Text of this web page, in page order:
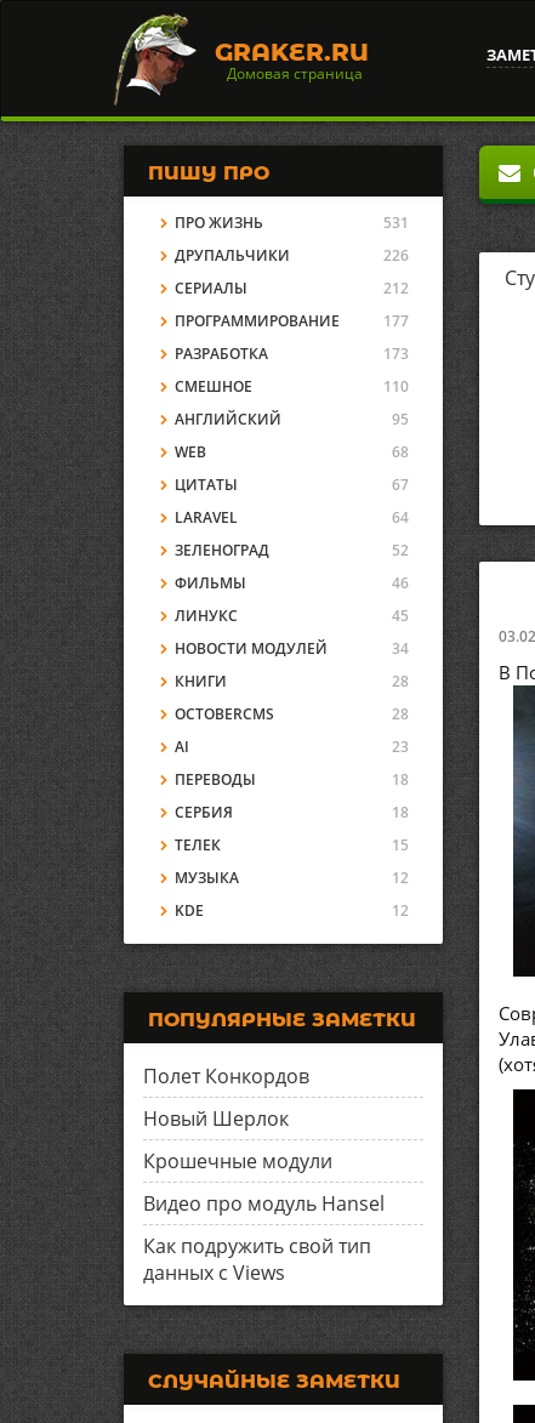
GRAKER.RU
Домовая страница
В
ПИШУ ПРО
ПРО ЖИЗНЬ
531
ДРУПАЛЬЧИКИ
226
СЕРИАЛЫ
212
ПРОГРАММИРОВАНИЕ
177
РАЗРАБОТКА
173
СМЕШНОЕ
110
АНГЛИЙСКИЙ
95
WEB
68
ЦИТАТЫ
67
LARAVEL
64
ЗЕЛЕНОГРАД
52
ФИЛЬМЫ
46
ЛИНУКС
45
НОВОСТИ МОДУЛЕЙ
34
КНИГИ
28
OCTOBERCMS
28
AI
23
ПЕРЕВОДЫ
18
СЕРБИЯ
18
ТЕЛЕК
15
МУЗЫКА
12
KDE
12
ПОПУЛЯРНЫЕ ЗАМЕТКИ
Полет Конкордов
Новый Шерлок
Крошечные модули
Видео про модуль Hansel
Как подружить свой тип
данных с Views
СЛУЧАЙНЫЕ ЗАМЕТКИ